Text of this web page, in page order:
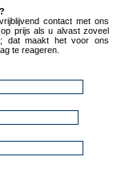
contact met ons
prijs als u alvast zoveel
dat maakt het voor ons
te reageren.